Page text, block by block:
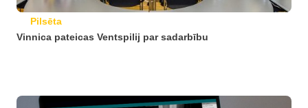
Pilsēta
Vinnica pateicas Ventspilij par sadarbību